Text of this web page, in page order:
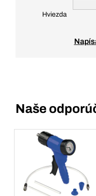
Hviezda
Naše